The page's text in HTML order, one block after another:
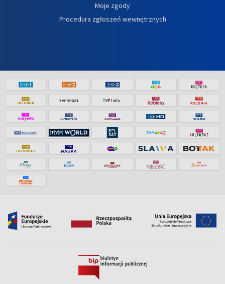
Moje zgody
Procedura zgłoszeń wewnętrznych